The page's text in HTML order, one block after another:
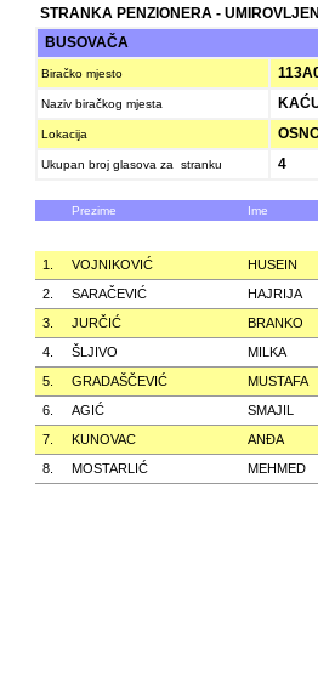
STRANKA PENZIONERA -
BUSOVAČA
Biračko mjesto
Naziv biračkog mjesta
Lokacija
Ukupan broj glasova za stranku 4
Prezime Ime
1. VOJNIKOVIĆ
HUSEIN
2.
SARAČEVIĆ
HAJRIJA
3.
JURČIĆ
BRANKO
4.
ŠLJIVO
MILKA
5.
GRADAŠČEVIĆ
MUSTAFA
6.
AGIĆ
SMAJIL
7.
KUNOVAC
ANÐA
8.
MOSTARLIĆ MEHMED